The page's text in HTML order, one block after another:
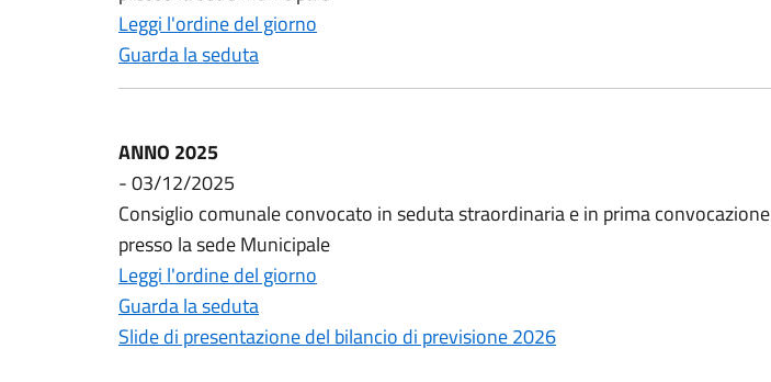
Leggi l'ordine del giorno
Guarda la seduta
ANNO 2025
- 03/12/2025
Consiglio comunale convocato in seduta straordinaria e in prima convocazione
presso la sede Municipale
Leggi l'ordine del giorno
Guarda la seduta
Slide di presentazione del bilancio di previsione 2026